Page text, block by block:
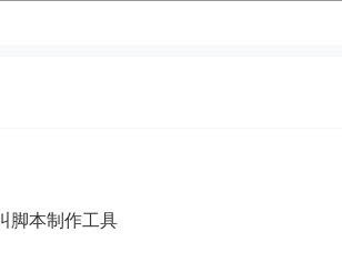
脚本制作工具